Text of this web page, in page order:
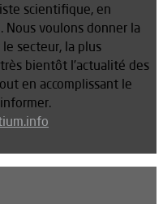
scientifique, en
Nous voulons donner la
secteur, la plus
bientôt l’actualité des
en accomplissant le